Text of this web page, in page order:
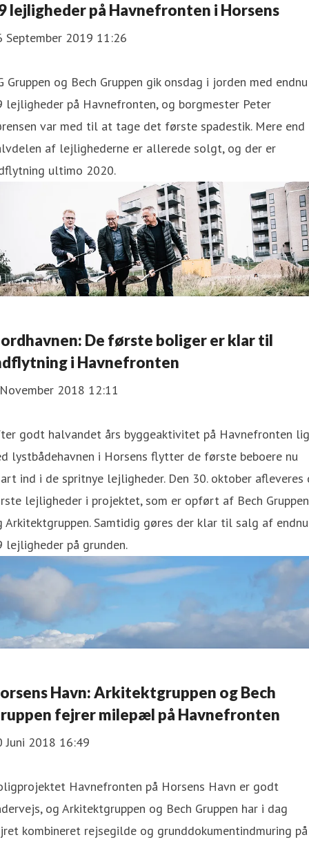
lejligheder på Havnefronten i Horsens
September 2019 11:26
Gruppen og Bech Gruppen gik onsdag i jorden med endnu
lejligheder på Havnefronten, og borgmester Peter
var med til at tage det første spadestik. Mere end
af lejlighederne er allerede solgt, og der er
ultimo 2020.
De første boliger er klar til
i Havnefronten
2018 12:11
godt halvandet års byggeaktivitet på Havnefronten
lystbådehavnen i Horsens flytter de første beboere nu
ind i de spritnye lejligheder. Den 30. oktober afleveres
lejligheder i projektet, som er opført af Bech Gruppen
Arkitektgruppen. Samtidig gøres der klar til salg af endnu
lejligheder på grunden.
Havn: Arkitektgruppen og Bech
fejrer milepæl på Havnefronten
Juni 2018 16:49
Havnefronten på Horsens Havn er godt
og Arkitektgruppen og Bech Gruppen har i dag
kombineret rejsegilde og grunddokumentindmuring på